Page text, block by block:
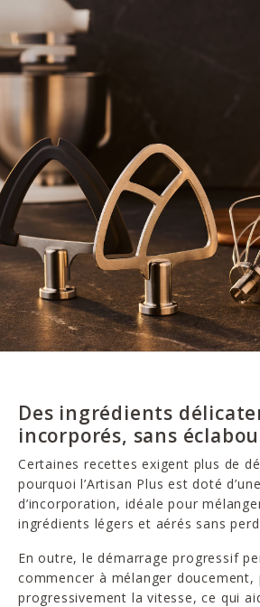
Des ingrédients
incorporés, sans
Certaines recettes exigent plus de
pourquoi l’Artisan Plus est doté
d’incorporation, idéale pour
ingrédients légers et aérés sans
En outre, le démarrage progressif
commencer à mélanger doucement,
progressivement la vitesse, ce qui